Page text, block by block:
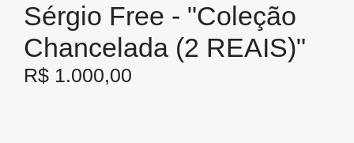
Sérgio Free - "Coleção
Chancelada (2 REAIS)"
R$ 1.000,00